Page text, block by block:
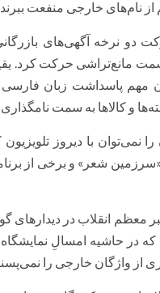
نام‌های خارجی منفعت
دو نرخه آگهی‌های
مانع‌تراشی حرکت کرد.
مهم پاسداشت زبان فارسی
و کالاها به سمت
را نمی‌توان با دیروز
«سرزمین شعر» و برخی از
معظم انقلاب در
در حاشیه امسالِ نمایشگاه
از واژگان خارجی را